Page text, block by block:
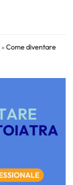
»Come diventare